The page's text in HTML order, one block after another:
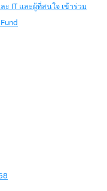
ะ IT และผู้ที่สนใจ เข้าร่วม